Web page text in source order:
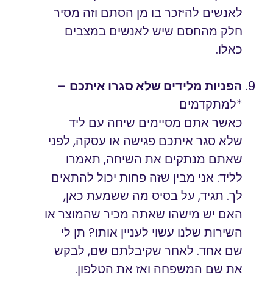
לאנשים להיזכר בו מן הסתם וזה מסיר
חלק מהחסם שיש לאנשים במצבים
כאלו.
הפניות מלידים שלא סגרו איתכם –
*למתקדמים
כאשר אתם מסיימים שיחה עם ליד
שלא סגר איתכם פגישה או עסקה, לפני
שאתם מנתקים את השיחה, תאמרו
לליד: אני מבין שזה פחות יכול להתאים
לך. תגיד, על בסיס מה ששמעת כאן,
האם יש מישהו שאתה מכיר שהמוצר או
השירות שלנו עשוי לעניין אותו? תן לי
שם אחד. לאחר שקיבלתם שם, לבקש
את שם המשפחה ואז את הטלפון.